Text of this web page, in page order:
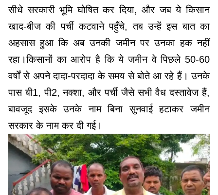
सीधे सरकारी भूमि घोषित कर दिया, और जब ये किसान
खाद-बीज की पर्ची कटवाने पहुँचे, तब उन्हें इस बात का
अहसास हुआ कि अब उनकी जमीन पर उनका हक नहीं
रहा।किसानों का आरोप है कि ये जमीन वे पिछले 50-60
वर्षों से अपने दादा-परदादा के समय से बोते आ रहे हैं। उनके
पास बी1, पी2, नक्शा, और पर्ची जैसे सभी वैध दस्तावेज हैं,
बावजूद इसके उनके नाम बिना सुनवाई हटाकर जमीन
सरकार के नाम कर दी गई।